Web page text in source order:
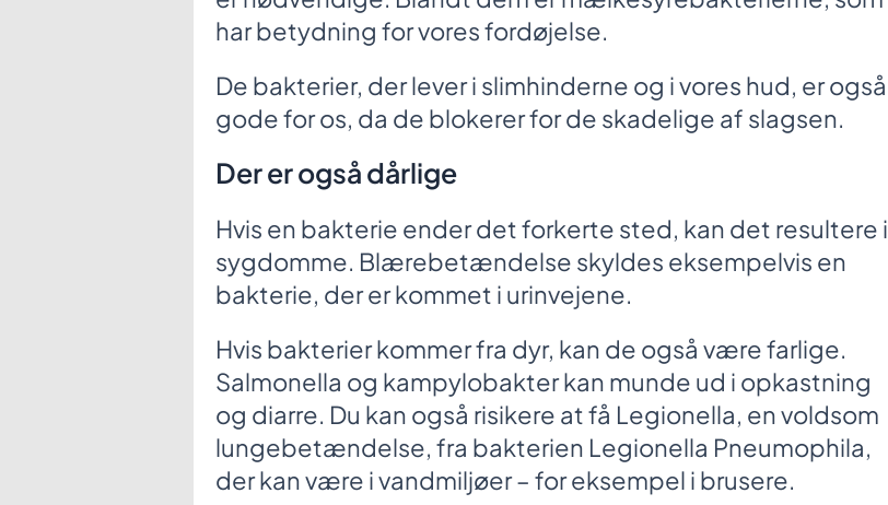
har betydning for vores fordøjelse.
De bakterier, der lever i slimhinderne og i vores hud, er også
gode for os, da de blokerer for de skadelige af slagsen.
Der er også dårlige
Hvis en bakterie ender det forkerte sted, kan det resultere i
sygdomme. Blærebetændelse skyldes eksempelvis en
bakterie, der er kommet i urinvejene.
Hvis bakterier kommer fra dyr, kan de også være farlige.
Salmonella og kampylobakter kan munde ud i opkastning
og diarre. Du kan også risikere at få Legionella, en voldsom
lungebetændelse, fra bakterien Legionella Pneumophila,
der kan være i vandmiljøer – for eksempel i brusere.